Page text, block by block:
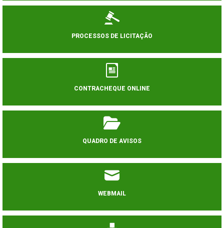
PROCESSOS DE LICITAÇÃO
CONTRACHEQUE ONLINE
QUADRO DE AVISOS
WEBMAIL